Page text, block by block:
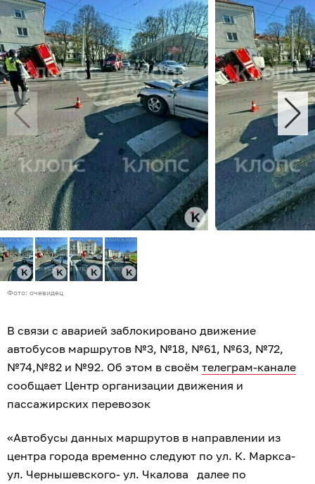
Фото: очевидец
В связи с аварией заблокировано движение
автобусов маршрутов №3, №18, №61, №63, №72,
№74,№82 и №92. Об этом в своём телеграм-канале
сообщает Центр организации движения и
пассажирских перевозок
«Автобусы данных маршрутов в направлении из
центра города временно следуют по ул. К. Маркса-
ул. Чернышевского- ул. Чкалова далее по